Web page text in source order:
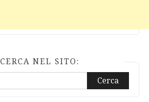
CERCA NEL SITO: